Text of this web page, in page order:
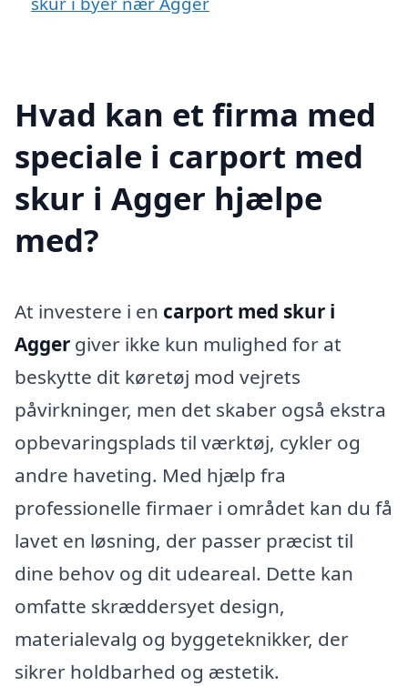
Hvad kan et firma med
speciale i carport med
skur i Agger hjælpe
med?
At investere i en carport med skur i
Agger giver ikke kun mulighed for at
beskytte dit køretøj mod vejrets
påvirkninger, men det skaber også ekstra
opbevaringsplads til værktøj, cykler og
andre haveting. Med hjælp fra
professionelle firmaer i området kan du få
lavet en løsning, der passer præcist til
dine behov og dit udeareal. Dette kan
omfatte skræddersyet design,
materialevalg og byggeteknikker, der
sikrer holdbarhed og æstetik.